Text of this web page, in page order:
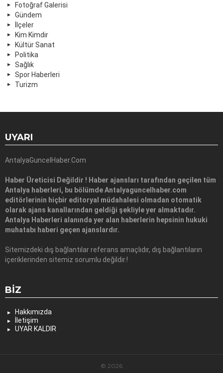
Fotoğraf Galerisi
Gündem
İlçeler
Kim Kimdir
Kültür Sanat
Politika
Sağlık
Spor Haberleri
Turizm
UYARI
AntalyaGuncelHaber.Com
Haber Üreticisi Değildir ! Haber ajansları tarafından geçilen tüm
Antalya haberleri, bu bölümde Antalyaguncelhaber.com
editörlerinin hiçbir editoryal müdahalesi olmadan otomatik
olarak ajans kanallarından geldiği şekliyle yer almaktadır.
Antalya Haberleri alanında yer alan haberlerin hepsinin hukuki
muhatabı haberi geçen ajanslardır.
Sitemizdeki dış bağlantılar referans amaçlıdır, dış bağlantıların
içeriklerinden sitemiz sorumlu değildir.!
BIZ
Hakkımızda
İletişim
UYAR KALDIR
© 2026